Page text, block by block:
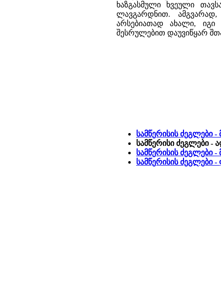
ხაზგასმული ხვეული
ლავგარდნით.
არსებიათად ახალი,
შესრულებით დაუვიწყარ
სამწერისის ძეგლები
სამწერისი ძეგლები -
სამწერისის ძეგლები
სამწერისის